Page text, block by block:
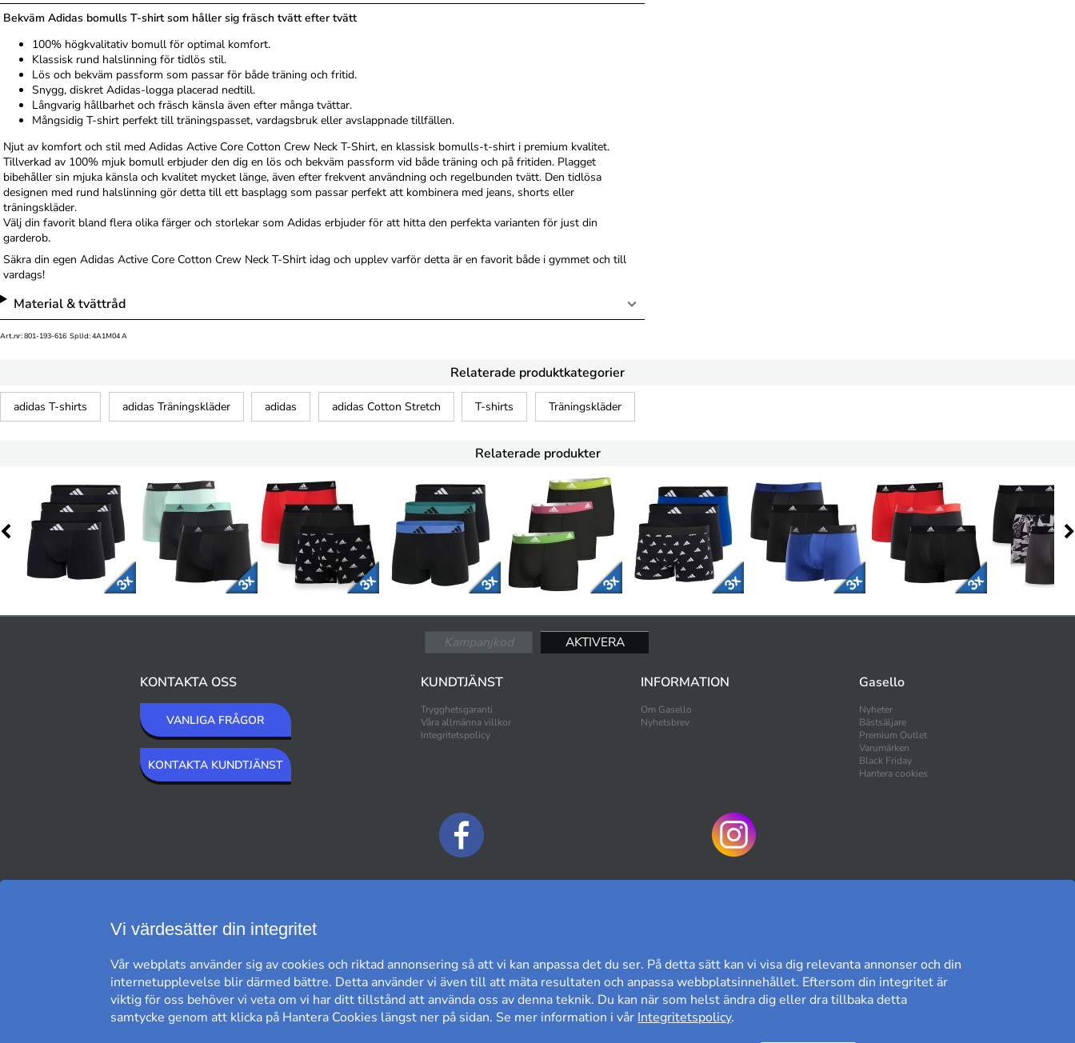
Bekväm Adidas bomulls T-shirt som håller sig fräsch tvätt efter tvätt
100% högkvalitativ bomull för optimal komfort.
Klassisk rund halslinning för tidlös stil.
Lös och bekväm passform som passar för både träning och fritid.
Snygg, diskret Adidas-logga placerad nedtill.
Långvarig hållbarhet och fräsch känsla även efter många tvättar.
Mångsidig T-shirt perfekt till träningspasset, vardagsbruk eller avslappnade tillfällen.
Njut av komfort och stil med Adidas Active Core Cotton Crew Neck T-Shirt, en klassisk bomulls-t-shirt i premium kvalitet.
Tillverkad av 100% mjuk bomull erbjuder den dig en lös och bekväm passform vid både träning och på fritiden. Plagget
bibehåller sin mjuka känsla och kvalitet mycket länge, även efter frekvent användning och regelbunden tvätt. Den tidlösa
designen med rund halslinning gör detta till ett basplagg som passar perfekt att kombinera med jeans, shorts eller
träningskläder.
Välj din favorit bland flera olika färger och storlekar som Adidas erbjuder för att hitta den perfekta varianten för just din
garderob.
Säkra din egen Adidas Active Core Cotton Crew Neck T-Shirt idag och upplev varför detta är en favorit både i gymmet och till
vardags!
Material & tvättråd
Art.nr: 801-193-616 SplId: 4A1M04 A
Relaterade produktkategorier
adidas T-shirts adidas Träningskläder adidas adidas Cotton Stretch T-shirts Träningskläder
Relaterade produkter
KONTAKTA OSS
VANLIGA FRÅGOR
KONTAKTA KUNDTJÄNST
KUNDTJÄNST
Trygghetsgaranti
Våra allmänna villkor
Integritetspolicy
INFORMATION
Om Gasello
Nyhetsbrev
Gasello
Nyheter
Bästsäljare
Premium Outlet
Varumärken
Black Friday
Hantera cookies
Kundomdöme på Prisjakt
Vi värdesätter din integritet
Vår webplats använder sig av cookies och riktad annonsering så att vi kan anpassa det du ser. På detta sätt kan vi visa dig relevanta annonser och din
internetupplevelse blir därmed bättre. Detta använder vi även till att mäta resultaten och anpassa webbplatsinnehållet. Eftersom din integritet är
viktig för oss behöver vi veta om vi har ditt tillstånd att använda oss av denna teknik. Du kan när som helst ändra dig eller dra tillbaka detta
samtycke genom att klicka på Hantera Cookies längst ner på sidan. Se mer information i vår Integritetspolicy.